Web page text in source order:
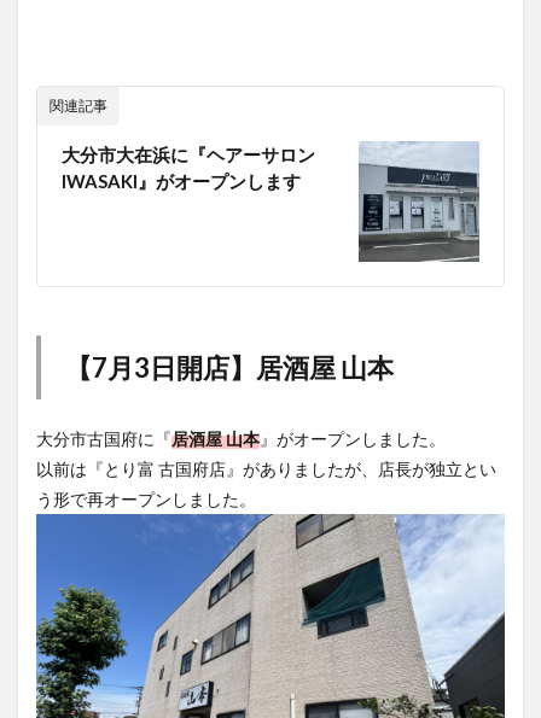
関連記事
大分市大在浜に『ヘアーサロン
IWASAKI』がオープンします
【7月3日開店】居酒屋 山本
大分市古国府に『居酒屋 山本』がオープンしました。
以前は『とり富 古国府店』がありましたが、店長が独立とい
う形で再オープンしました。